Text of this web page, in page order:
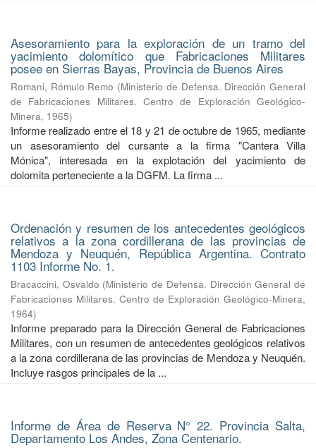
Asesoramiento para la exploración de un tramo del
yacimiento dolomítico que Fabricaciones Militares
posee en Sierras Bayas, Provincia de Buenos Aires
Romani, Rómulo Remo (Ministerio de Defensa. Dirección General
de Fabricaciones Militares. Centro de Exploración Geológico-
Minera, 1965)
Informe realizado entre el 18 y 21 de octubre de 1965, mediante
un asesoramiento del cursante a la firma "Cantera Villa
Mónica", interesada en la explotación del yacimiento de
dolomita perteneciente a la DGFM. La firma ...
Ordenación y resumen de los antecedentes geológicos
relativos a la zona cordillerana de las provincias de
Mendoza y Neuquén, República Argentina. Contrato
1103 Informe No. 1.
Bracaccini, Osvaldo (Ministerio de Defensa. Dirección General de
Fabricaciones Militares. Centro de Exploración Geológico-Minera,
1964)
Informe preparado para la Dirección General de Fabricaciones
Militares, con un resumen de antecedentes geológicos relativos
a la zona cordillerana de las provincias de Mendoza y Neuquén.
Incluye rasgos principales de la ...
Informe de Área de Reserva N° 22. Provincia Salta,
Departamento Los Andes, Zona Centenario.